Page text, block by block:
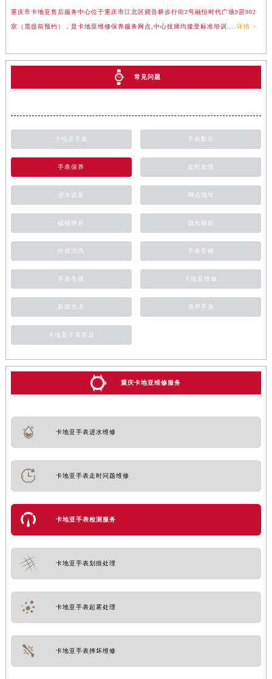
重庆市卡地亚售后服务中心位于重庆市江北区观音桥步行街2号融恒时代广场9层902
室（需提前预约），是卡地亚维修保养服务网点,中心技师均接受标准培训.... 详情 >
常见问题
卡地亚手表 手表配件
手表保养 走时故障
进水进灰 网点地址
磕碰摔坏 抛光翻新
外观清洗 手表受磁
手表生锈 卡地亚维修
新闻资讯 浪琴手表
卡地亚手表售后
重庆卡地亚维修服务
卡地亚手表进水维修
卡地亚手表走时问题维修
卡地亚手表检测服务
卡地亚手表划痕处理
卡地亚手表起雾处理
卡地亚手表摔坏维修